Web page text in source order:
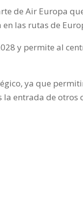
de Air Europa
las rutas de
y permite al
ya que
entrada de otros